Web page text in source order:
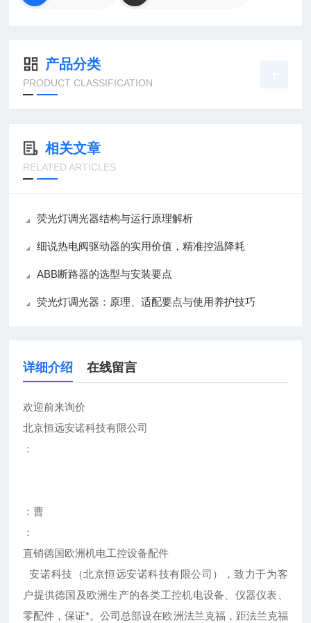
产品分类
PRODUCT CLASSIFICATION
相关文章
RELATED ARTICLES
荧光灯调光器结构与运行原理解析
细说热电阀驱动器的实用价值，精准控温降耗
ABB断路器的选型与安装要点
荧光灯调光器：原理、适配要点与使用养护技巧
详细介绍 在线留言
欢迎前来询价
北京恒远安诺科技有限公司
：
：曹
：
直销德国欧洲机电工控设备配件
安诺科技（北京恒远安诺科技有限公司），致力于为客
户提供德国及欧洲生产的各类工控机电设备、仪器仪表、
零配件，保证*。公司总部设在欧洲法兰克福，距法兰克福